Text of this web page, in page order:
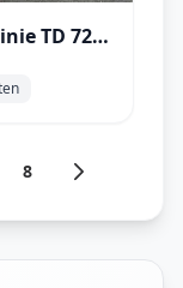
TD 727 -
8